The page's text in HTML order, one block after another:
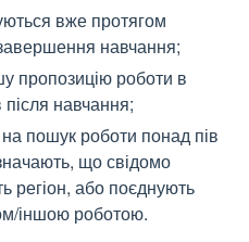
вже протягом
навчання;
пропозицію роботи в
після навчання;
пошук роботи понад пів
що свідомо
регіон, або поєднують
іншою роботою.